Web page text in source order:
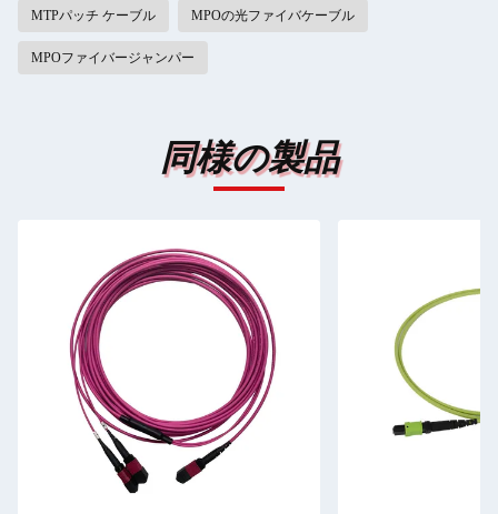
MTPパッチ ケーブル MPOの光ファイバケーブル
MPOファイバージャンパー
同様の製品